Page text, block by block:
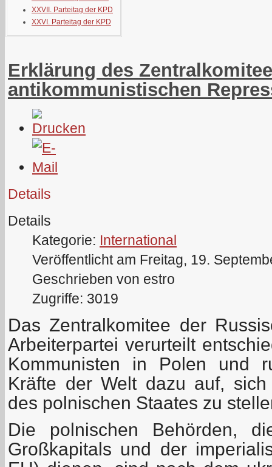
XXVII. Parteitag der KPD
XXVI. Parteitag der KPD
Erklärung des
antikommunistischen
Details
Details
Kategorie: International
Veröffentlicht am Freitag, 19.
Geschrieben von estro
Zugriffe: 3019
Das Zentralkomitee der
Arbeiterpartei verurteilt
Kommunisten in Polen und
Kräfte der Welt dazu auf,
des polnischen Staates zu
Die polnischen Behörden,
Großkapitals und der